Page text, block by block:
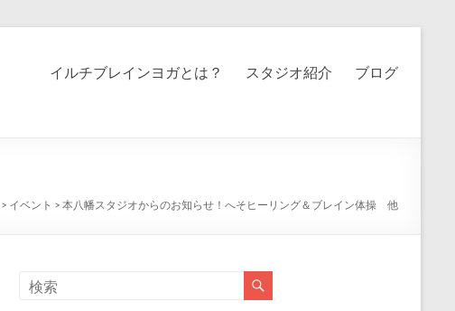
イルチブレインヨガとは？ スタジオ紹介 ブログ
> イベント > 本八幡スタジオからのお知らせ！へそヒーリング＆ブレイン体操 他